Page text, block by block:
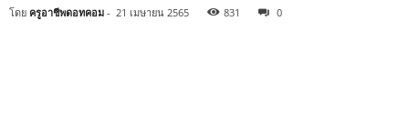
โดย ครูอาชีพดอทคอม - 21 เมษายน 2565 831 0